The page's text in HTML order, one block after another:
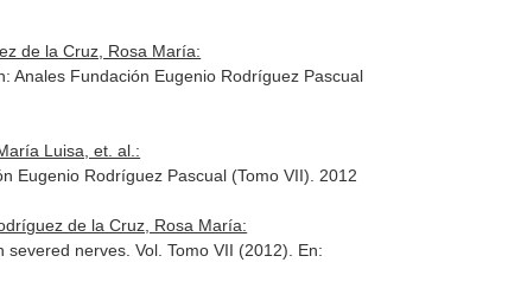
de la Cruz, Rosa María:
Anales Fundación Eugenio Rodríguez Pascual
Luisa, et. al.:
Eugenio Rodríguez Pascual (Tomo VII) . 2012
de la Cruz, Rosa María:
nerves. Vol. Tomo VII (2012). En: